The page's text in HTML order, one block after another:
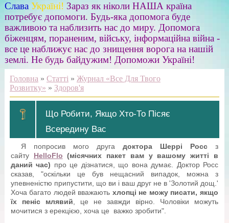
Слава Україні! Зараз як ніколи НАША країна
потребує допомоги. Будь-яка допомога буде
важливою та наблизить нас до миру. Допомога
біженцям, пораненим, війську, інформаційна війна -
все це наближує нас до знищення ворога на нашій
землі. Не будь байдужим! Допоможи Україні!
Головна » Статті » Журнал «Все Для Твого
Розвитку» » Здоров'я
Що Робити, Якщо Хто-То Пісяє
Всередину Вас
Я попросив мого друга доктора Шеррі Россз
сайту HelloFlo (місячних пакет вам у вашому житті в
даний час) про це дізнатися, що вона думає. Доктор Росс
сказав, "оскільки це був нещасний випадок, можна з
упевненістю припустити, що ви і ваш друг не в 'Золотий дощ.'
Хоча багато людей вважають хлопці не можу писати, якщо
їх пеніс млявий , це не завжди вірно. Чоловіки можуть
мочитися з ерекцією, хоча це важко зробити".